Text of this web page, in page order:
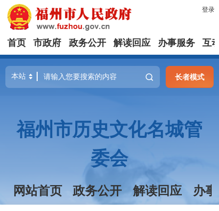
登录
首页 市政府 政务公开 解读回应 办事服务 互
长者模式
福州市历史文化名城管
委会
网站首页 政务公开 解读回应 办